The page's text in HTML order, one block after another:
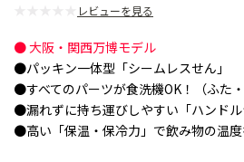
レビューを見る
● 大阪・関西万博モデル
●パッキン一体型「シームレスせん」
●すべてのパーツが食洗機OK！（ふた・
●漏れずに持ち運びしやすい「ハンドル
●高い「保温・保冷力」で飲み物の温